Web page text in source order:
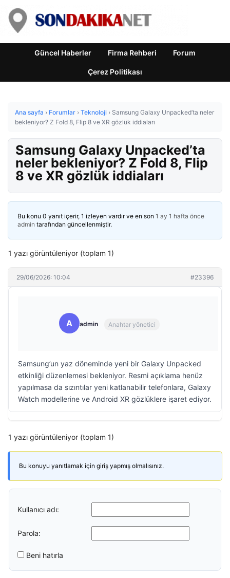
Güncel Haberler Firma Rehberi Forum
Çerez Politikası
Ana sayfa › Forumlar › Teknoloji › Samsung Galaxy Unpacked’ta neler
bekleniyor? Z Fold 8, Flip 8 ve XR gözlük iddiaları
Samsung Galaxy Unpacked’ta
neler bekleniyor? Z Fold 8, Flip
8 ve XR gözlük iddiaları
Bu konu 0 yanıt içerir, 1 izleyen vardır ve en son 1 ay 1 hafta önce
admin tarafından güncellenmiştir.
1 yazı görüntüleniyor (toplam 1)
29/06/2026: 10:04 #23396
A admin Anahtar yönetici
Samsung’un yaz döneminde yeni bir Galaxy Unpacked
etkinliği düzenlemesi bekleniyor. Resmi açıklama henüz
yapılmasa da sızıntılar yeni katlanabilir telefonlara, Galaxy
Watch modellerine ve Android XR gözlüklere işaret ediyor.
1 yazı görüntüleniyor (toplam 1)
Bu konuyu yanıtlamak için giriş yapmış olmalısınız.
Kullanıcı adı:
Parola:
Beni hatırla